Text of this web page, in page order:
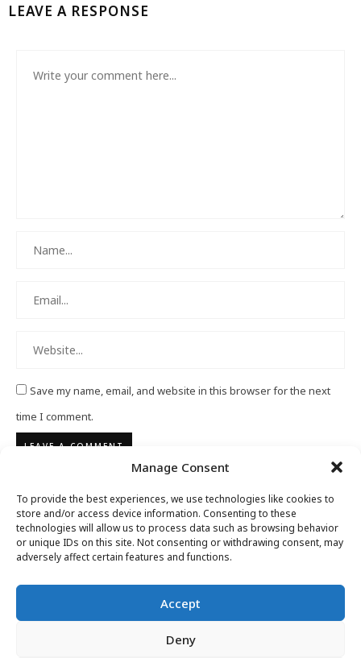
Manage Consent
To provide the best experiences, we use technologies like cookies to
store and/or access device information. Consenting to these
technologies will allow us to process data such as browsing behavior
or unique IDs on this site. Not consenting or withdrawing consent, may
adversely affect certain features and functions.
Accept
Deny
LEAVE A RESPONSE
Save my name, email, and website in this browser for the next
time I comment.